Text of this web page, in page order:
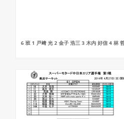
6 班 1 戸﨑 光 2 金子 浩三 3 木内 好信 4 林